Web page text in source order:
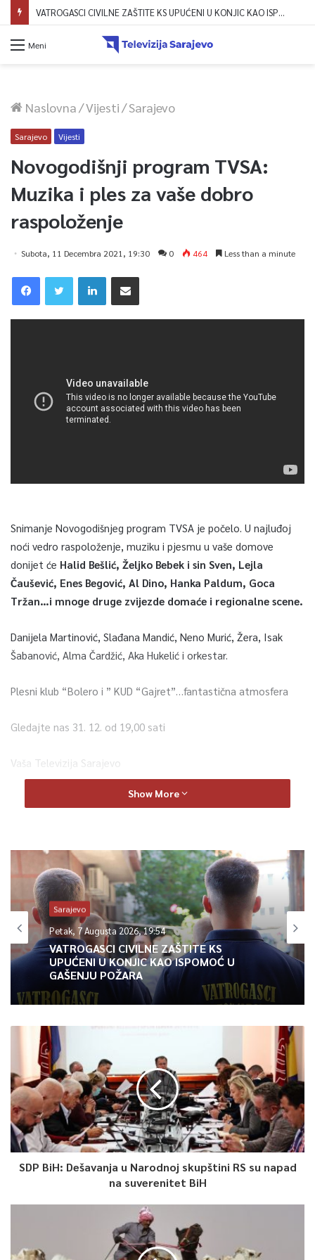
Dova za domovinu i zikir u Ratnoj džamiji: U sklopu manifestacije „Odbrana BiH – Igman 2026“ odana počast herojima
Meni
Naslovna/Vijesti/Sarajevo
Sarajevo Vijesti
Novogodišnji program TVSA:
Muzika i ples za vaše dobro
raspoloženje
Subota, 11 Decembra 2021, 19:30 0 464 Less than a minute
Snimanje Novogodišnjeg program TVSA je počelo. U najluđoj
noći vedro raspoloženje, muziku i pjesmu u vaše domove
donijet će Halid Bešlić, Željko Bebek i sin Sven, Lejla
Čaušević, Enes Begović, Al Dino, Hanka Paldum, Goca
Tržan…i mnoge druge zvijezde domaće i regionalne scene.
Danijela Martinović, Slađana Mandić, Neno Murić, Žera, Isak
Šabanović, Alma Čardžić, Aka Hukelić i orkestar.
Plesni klub “Bolero i ” KUD “Gajret”…fantastična atmosfera
Gledajte nas 31. 12. od 19,00 sati
Vaša Televizija Sarajevo
Article Rating
Show More
Sarajevo
Petak, 7 Augusta 2026, 19:54
VATROGASCI CIVILNE ZAŠTITE KS
UPUĆENI U KONJIC KAO ISPOMOĆ U
GAŠENJU POŽARA
SDP BiH: Dešavanja u Narodnoj skupštini RS su napad
na suverenitet BiH